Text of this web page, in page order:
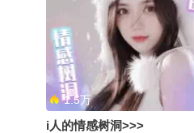
#顶尖舞者 #被国风硬控了
#2026关注流国风舞乐大赛
1.5万
i人的情感树洞>>>